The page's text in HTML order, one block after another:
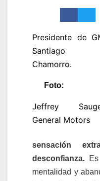
Presidente de
Santiago
Chamorro.
Foto:
Jeffrey
General Motors
sensación
desconfianza.
mentalidad y